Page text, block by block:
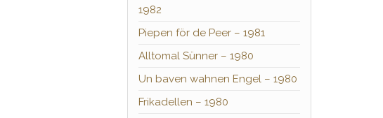
1982
Piepen för de Peer – 1981
Alltomal Sünner – 1980
Un baven wahnen Engel – 1980
Frikadellen – 1980